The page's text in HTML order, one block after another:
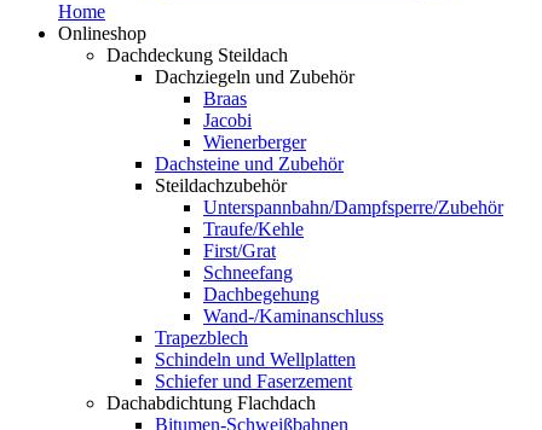
Home
Onlineshop
Dachdeckung Steildach
Dachziegeln und Zubehör
Braas
Jacobi
Wienerberger
Dachsteine und Zubehör
Steildachzubehör
Unterspannbahn/Dampfsperre/Zubehör
Traufe/Kehle
First/Grat
Schneefang
Dachbegehung
Wand-/Kaminanschluss
Trapezblech
Schindeln und Wellplatten
Schiefer und Faserzement
Dachabdichtung Flachdach
Bitumen-Schweißbahnen